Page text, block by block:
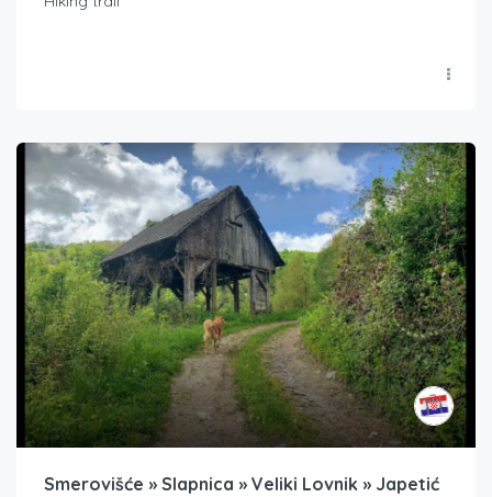
Smerovišće » Slapnica » Veliki Lovnik » Japetić